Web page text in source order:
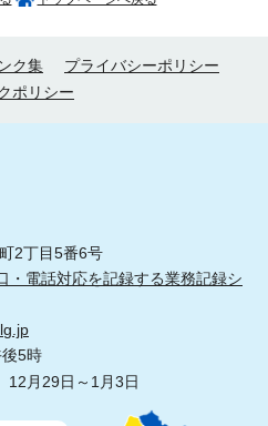
ク集
プライバシーポリシー
ポリシー
2丁目5番6号
・電話対応を記録する業務記録シ
5時
12月29日～1月3日